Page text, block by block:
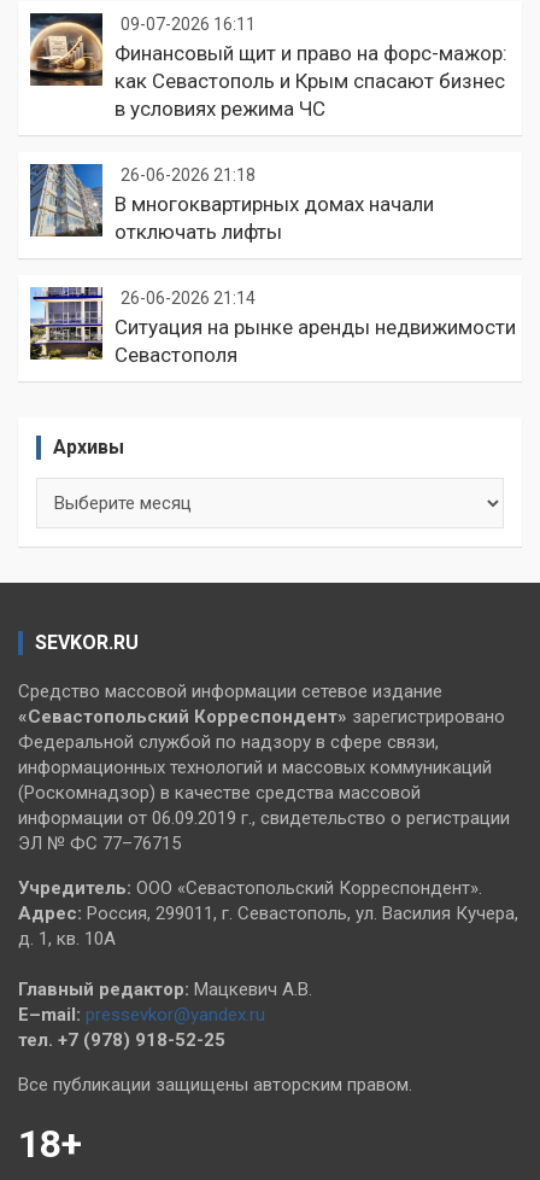
09-07-2026 16:11
Финансовый щит и право на форс-мажор:
как Севастополь и Крым спасают бизнес
в условиях режима ЧС
26-06-2026 21:18
В многоквартирных домах начали
отключать лифты
26-06-2026 21:14
Ситуация на рынке аренды недвижимости
Севастополя
Архивы
SEVKOR.RU
Средство массовой информации сетевое издание
«Севастопольский Корреспондент» зарегистрировано
Федеральной службой по надзору в сфере связи,
информационных технологий и массовых коммуникаций
(Роскомнадзор) в качестве средства массовой
информации от 06.09.2019 г., свидетельство о регистрации
ЭЛ № ФС 77–76715
Учредитель: ООО «Севастопольский Корреспондент».
Адрес: Россия, 299011, г. Севастополь, ул. Василия Кучера,
д. 1, кв. 10А
Главный редактор: Мацкевич А.В.
E–mail: pressevkor@yandex.ru
тел. +7 (978) 918-52-25
Все публикации защищены авторским правом.
18+